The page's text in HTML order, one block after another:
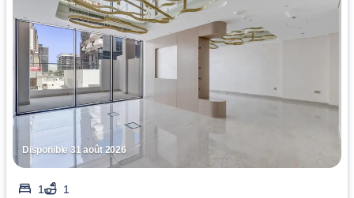
Disponible 31 août 2026
1
1